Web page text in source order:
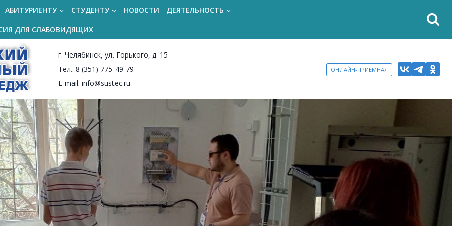
АБИТУРИЕНТУ СТУДЕНТУ НОВОСТИ ДЕЯТЕЛЬНОСТЬ
ДЛЯ СЛАБОВИДЯЩИХ
г. Челябинск, ул. Горького, д. 15
Тел.: 8 (351) 775-49-79
E-mail: info@sustec.ru
ОНЛАЙН-ПРИЁМНАЯ